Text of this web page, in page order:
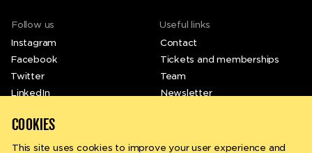
Useful links
Contact
Tickets and memberships
Team
Newsletter
Follow us
Instagram
Facebook
Twitter
LinkedIn
COOKIES
This site uses cookies to improve your user experience and